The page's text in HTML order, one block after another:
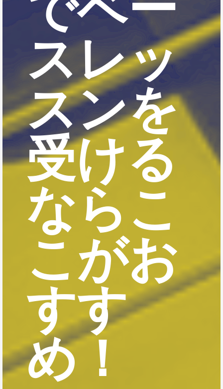
スレッ
スンを
受ける
ならこ
こがお
すす
め！